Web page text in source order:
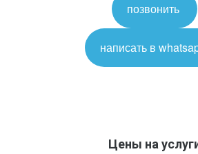
позвонить
написать в
Цены на